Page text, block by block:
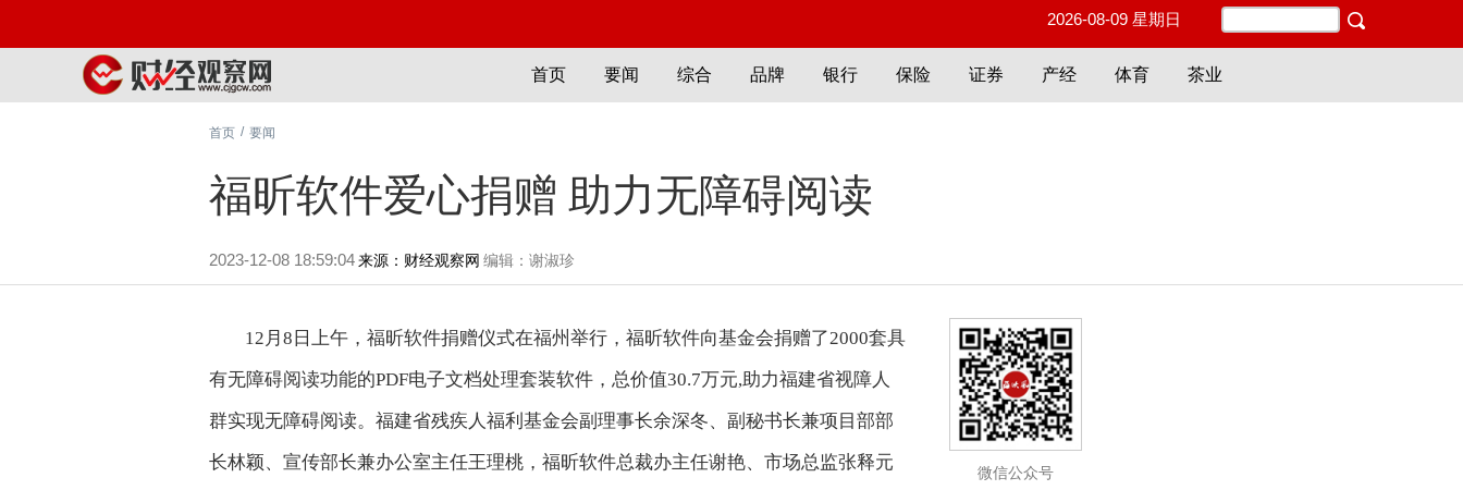
2026-08-09 星期日
首页 要闻 综合 品牌 银行 保险 证券 产经 体育 茶业
首页 / 要闻
福昕软件爱心捐赠 助力无障碍阅读
2023-12-08 18:59:04来源：财经观察网 编辑：谢淑珍
12月8日上午，福昕软件捐赠仪式在福州举行，福昕软件向基金会捐赠了2000套具
有无障碍阅读功能的PDF电子文档处理套装软件，总价值30.7万元,助力福建省视障人
群实现无障碍阅读。福建省残疾人福利基金会副理事长余深冬、副秘书长兼项目部部
长林颖、宣传部长兼办公室主任王理桃，福昕软件总裁办主任谢艳、市场总监张释元
微信公众号